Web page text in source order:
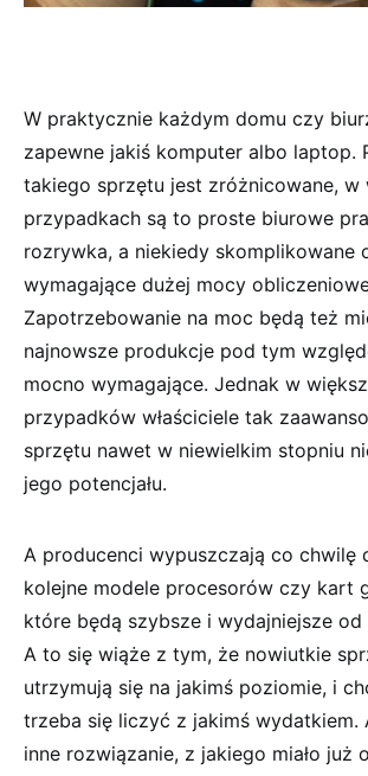
W praktycznie każdym domu czy
zapewne jakiś komputer albo laptop.
takiego sprzętu jest zróżnicowane, w
przypadkach są to proste biurowe
rozrywka, a niekiedy skomplikowane
wymagające dużej mocy
Zapotrzebowanie na moc będą też
najnowsze produkcje pod tym
mocno wymagające. Jednak w
przypadków właściciele tak
sprzętu nawet w niewielkim stopniu
jego potencjału.
A producenci wypuszczają co chwilę
kolejne modele procesorów czy kart
które będą szybsze i wydajniejsze
A to się wiąże z tym, że nowiutkie
utrzymują się na jakimś poziomie, i
trzeba się liczyć z jakimś wydatkiem.
inne rozwiązanie, z jakiego miało już